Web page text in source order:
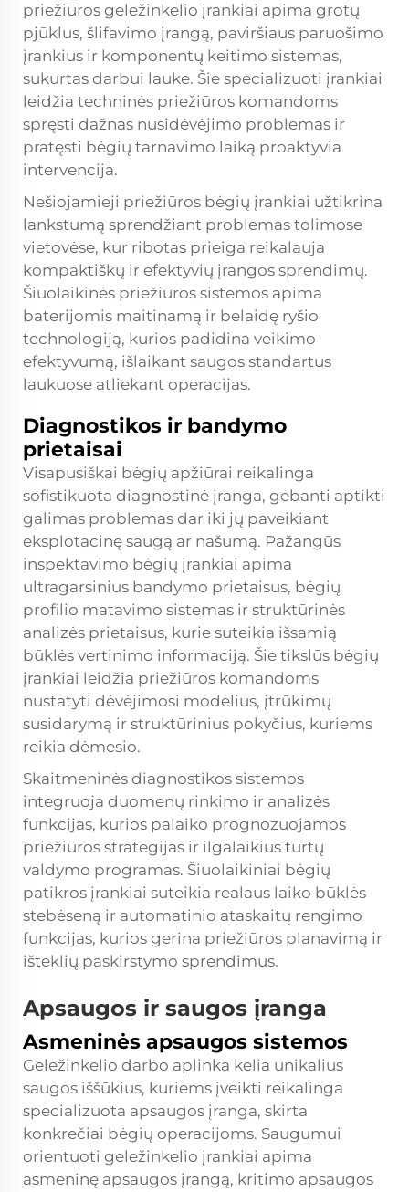
priežiūros geležinkelio įrankiai apima grotų
pjūklus, šlifavimo įrangą, paviršiaus paruošimo
įrankius ir komponentų keitimo sistemas,
sukurtas darbui lauke. Šie specializuoti įrankiai
leidžia techninės priežiūros komandoms
spręsti dažnas nusidėvėjimo problemas ir
pratęsti bėgių tarnavimo laiką proaktyvia
intervencija.
Nešiojamieji priežiūros bėgių įrankiai užtikrina
lankstumą sprendžiant problemas tolimose
vietovėse, kur ribotas prieiga reikalauja
kompaktiškų ir efektyvių įrangos sprendimų.
Šiuolaikinės priežiūros sistemos apima
baterijomis maitinamą ir belaidę ryšio
technologiją, kurios padidina veikimo
efektyvumą, išlaikant saugos standartus
laukuose atliekant operacijas.
Diagnostikos ir bandymo
prietaisai
Visapusiškai bėgių apžiūrai reikalinga
sofistikuota diagnostinė įranga, gebanti aptikti
galimas problemas dar iki jų paveikiant
eksplotacinę saugą ar našumą. Pažangūs
inspektavimo bėgių įrankiai apima
ultragarsinius bandymo prietaisus, bėgių
profilio matavimo sistemas ir struktūrinės
analizės prietaisus, kurie suteikia išsamią
būklės vertinimo informaciją. Šie tikslūs bėgių
įrankiai leidžia priežiūros komandoms
nustatyti dėvėjimosi modelius, įtrūkimų
susidarymą ir struktūrinius pokyčius, kuriems
reikia dėmesio.
Skaitmeninės diagnostikos sistemos
integruoja duomenų rinkimo ir analizės
funkcijas, kurios palaiko prognozuojamos
priežiūros strategijas ir ilgalaikius turtų
valdymo programas. Šiuolaikiniai bėgių
patikros įrankiai suteikia realaus laiko būklės
stebėseną ir automatinio ataskaitų rengimo
funkcijas, kurios gerina priežiūros planavimą ir
išteklių paskirstymo sprendimus.
Apsaugos ir saugos įranga
Asmeninės apsaugos sistemos
Geležinkelio darbo aplinka kelia unikalius
saugos iššūkius, kuriems įveikti reikalinga
specializuota apsaugos įranga, skirta
konkrečiai bėgių operacijoms. Saugumui
orientuoti geležinkelio įrankiai apima
asmeninę apsaugos įrangą, kritimo apsaugos